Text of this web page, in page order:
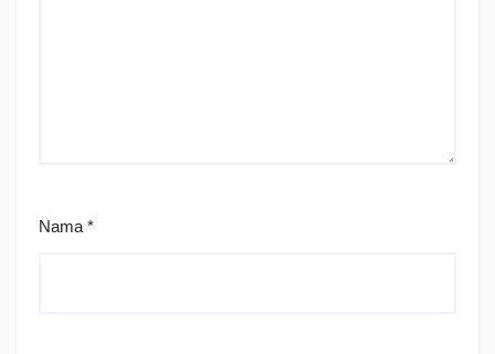
Nama *